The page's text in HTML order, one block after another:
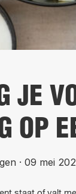
JE
OP
· 09 mei